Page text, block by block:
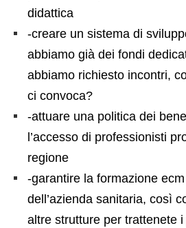
didattica
-creare un sistema di
abbiamo già dei fondi
abbiamo richiesto incontri,
ci convoca?
-attuare una politica dei
l’accesso di professionisti
regione
-garantire la formazione
dell’azienda sanitaria, così
altre strutture per trattenete